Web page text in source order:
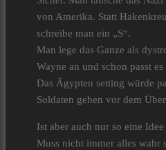
von Amerika. Statt
schreibe man ein „S“.
Man lege das Ganze als
Wayne an und schon passt
Das Ägypten setting würde
Soldaten gehen vor dem
Ist aber auch nur so eine
Muss nicht immer alles wahr